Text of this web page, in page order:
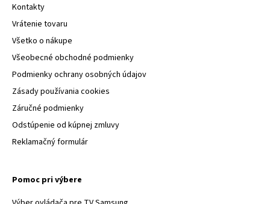
Kontakty
Vrátenie tovaru
Všetko o nákupe
Všeobecné obchodné podmienky
Podmienky ochrany osobných údajov
Zásady používania cookies
Záručné podmienky
Odstúpenie od kúpnej zmluvy
Reklamačný formulár
Pomoc pri výbere